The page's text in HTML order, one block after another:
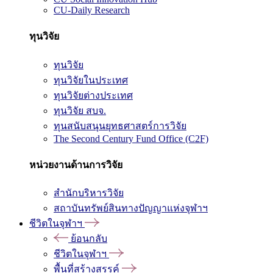
CU-Daily Research
ทุนวิจัย
ทุนวิจัย
ทุนวิจัยในประเทศ
ทุนวิจัยต่างประเทศ
ทุนวิจัย สบจ.
ทุนสนับสนุนยุทธศาสตร์การวิจัย
The Second Century Fund Office (C2F)
หน่วยงานด้านการวิจัย
สำนักบริหารวิจัย
สถาบันทรัพย์สินทางปัญญาแห่งจุฬาฯ
ชีวิตในจุฬาฯ
ย้อนกลับ
ชีวิตในจุฬาฯ
พื้นที่สร้างสรรค์